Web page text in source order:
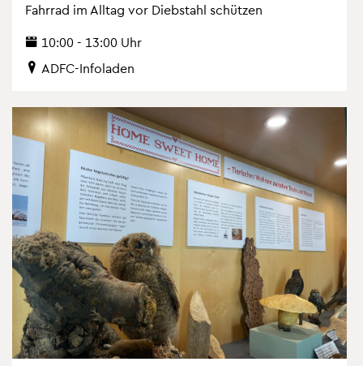
Fahr­rad im All­tag vor Dieb­stahl schüt­zen
10:00 - 13:00 Uhr
ADFC-In­fo­la­den